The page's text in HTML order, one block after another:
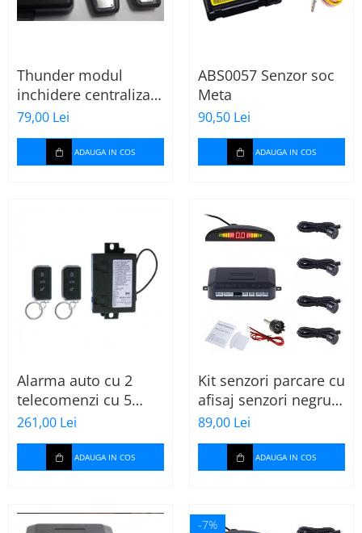
Thunder modul
inchidere centralizata
KD-M7 cu 4 butoane
79,00 Lei
ADAUGA IN COS
ABS0057 Senzor soc
Meta
90,50 Lei
ADAUGA IN COS
Alarma auto cu 2
telecomenzi cu 5
butoane Mistral Max
2
261,00 Lei
ADAUGA IN COS
Kit senzori parcare cu
afisaj senzori negru
lucios 18mm
89,00 Lei
ADAUGA IN COS
-7%